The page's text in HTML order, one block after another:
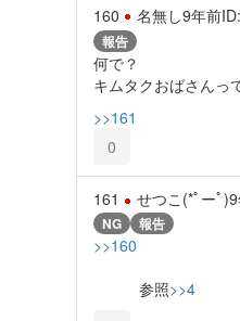
160 名無し9年前
報告
何で？
キムタクおばさんっ
>>161
0
161 せつこ(*ﾟーﾟ)
NG 報告
>>160
参照>>4